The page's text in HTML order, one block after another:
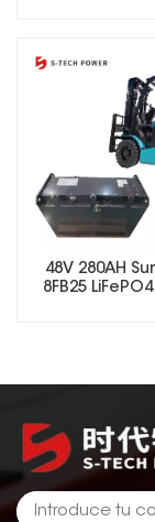
batería
48V 280AH
8FB25